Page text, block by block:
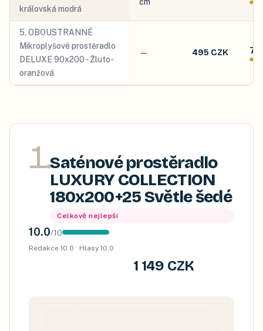
královská modrá
5. OBOUSTRANNÉ
Mikroplyšové prostěradlo
DELUXE 90x200 - Žluto-
oranžová
— 495 CZK 7.8
1.Saténové prostěradlo
LUXURY COLLECTION
180x200+25 Světle šedé
Celkově nejlepší
10.0/10
Redakce 10.0 · Hlasy 10.0
1 149 CZK